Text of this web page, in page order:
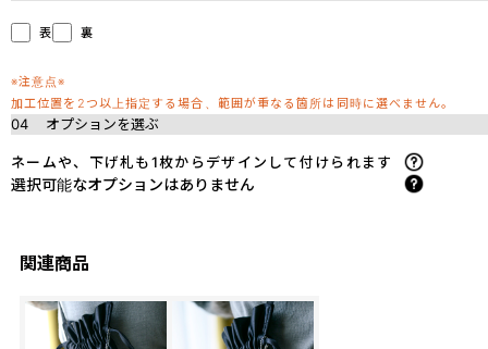
表 裏
※注意点※
加工位置を2つ以上指定する場合、範囲が重なる箇所は同時に選べません。
04 オプションを選ぶ
ネームや、下げ札も1枚からデザインして付けられます
選択可能なオプションはありません
関連商品